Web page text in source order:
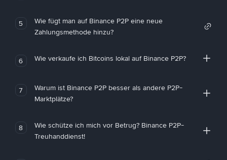
5
Wie fügt man auf Binance P2P eine neue
Zahlungsmethode hinzu?
6 Wie verkaufe ich Bitcoins lokal auf Binance P2P?
7
Warum ist Binance P2P besser als andere P2P-
Marktplätze?
8
Wie schütze ich mich vor Betrug? Binance P2P-
Treuhanddienst!